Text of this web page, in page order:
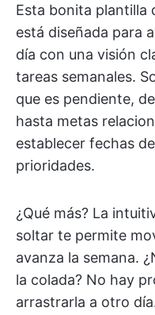
Esta bonita plantilla
está diseñada para
día con una visión
tareas semanales.
que es pendiente,
hasta metas
establecer fechas
prioridades.
¿Qué más? La
soltar te permite
avanza la semana.
la colada? No hay
arrastrarla a otro